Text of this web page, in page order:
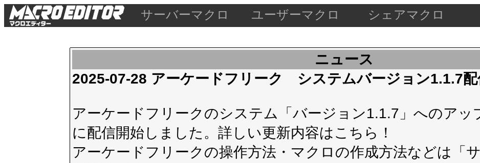
サーバーマクロ ユーザーマクロ シェアマクロ
ニュース
2025-07-28 アーケードフリーク システムバージョン1.1.7配
アーケードフリークのシステム「バージョン1.1.7」へのアッ
に配信開始しました。詳しい更新内容はこちら！
アーケードフリークの操作方法・マクロの作成方法などは 「